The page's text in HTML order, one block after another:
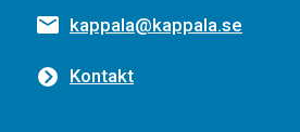
kappala@kappala.se
Kontakt